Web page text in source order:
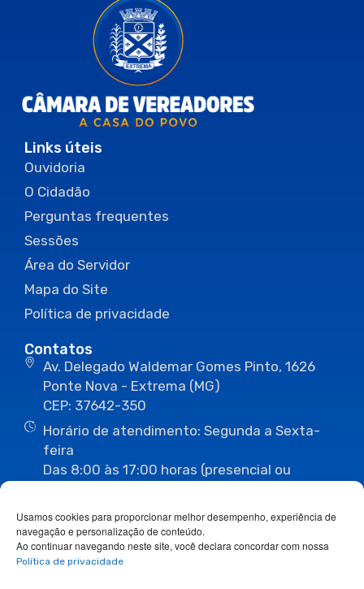
Usamos cookies para proporcionar melhor desempenho, experiência de
navegação e personalização de conteúdo.
Ao continuar navegando neste site, você declara concordar com nossa
Política de privacidade
Links úteis
Ouvidoria
O Cidadão
Perguntas frequentes
Sessões
Área do Servidor
Mapa do Site
Política de privacidade
Contatos
Av. Delegado Waldemar Gomes Pinto, 1626
Ponte Nova - Extrema (MG)
CEP: 37642-350
Horário de atendimento: Segunda a Sexta-
feira
Das 8:00 às 17:00 horas (presencial ou
(35) 3435-1112 (35) 3435-3063
ouvidoria@camaraextrema.mg.gov.br
imprensa@camaraextrema.mg.gov.br
Siga-nos: